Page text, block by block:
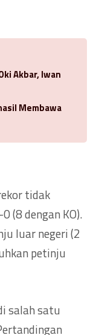
Akbar, Iwan
Membawa
tidak
(8 dengan KO).
luar negeri (2
petinju
salah satu